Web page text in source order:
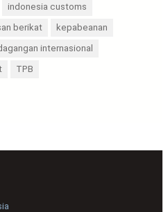
indonesia customs
berikat
kepabeanan
internasional
TPB